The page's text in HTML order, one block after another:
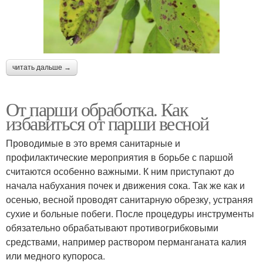
читать дальше →
От парши обработка. Как
избавиться от парши весной
Проводимые в это время санитарные и
профилактические мероприятия в борьбе с паршой
считаются особенно важными. К ним приступают до
начала набухания почек и движения сока. Так же как и
осенью, весной проводят санитарную обрезку, устраняя
сухие и больные побеги. После процедуры инструменты
обязательно обрабатывают противогрибковыми
средствами, например раствором перманганата калия
или медного купороса.